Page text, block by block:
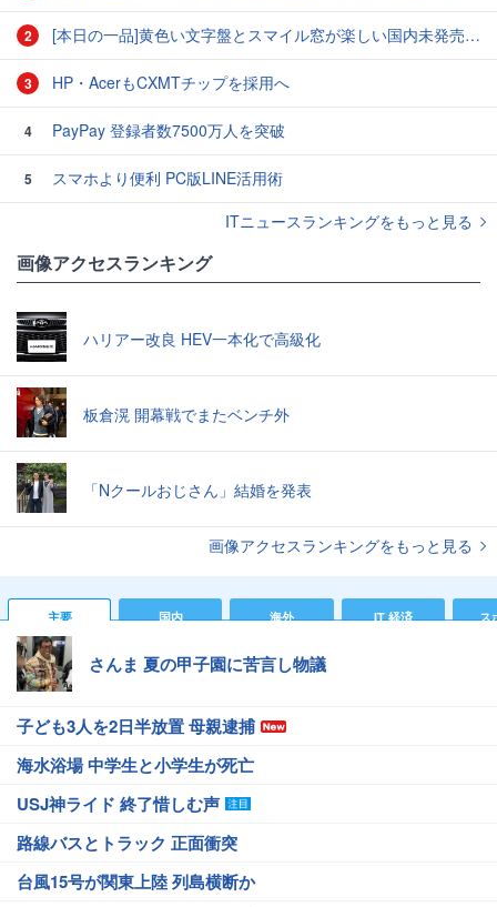
2 [本日の一品]黄色い文字盤とスマイル窓が楽しい国内未発売のCASIO「AMW-880D」
3 HP・AcerもCXMTチップを採用へ
4 PayPay 登録者数7500万人を突破
5
スマホより便利 PC版LINE活用術
ITニュースランキングをもっと見る
画像アクセスランキング
ハリアー改良 HEV一本化で高級化
板倉滉 開幕戦でまたベンチ外
「Nクールおじさん」結婚を発表
画像アクセスランキングをもっと見る
主要 国内 海外 IT 経済 ス
さんま 夏の甲子園に苦言し物議
子ども3人を2日半放置 母親逮捕
海水浴場 中学生と小学生が死亡
USJ神ライド 終了惜しむ声
路線バスとトラック 正面衝突
台風15号が関東上陸 列島横断か